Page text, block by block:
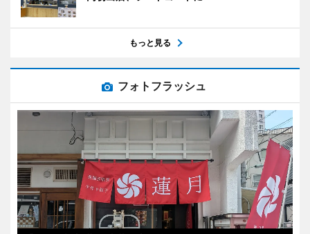
もっと見る
フォトフラッシュ